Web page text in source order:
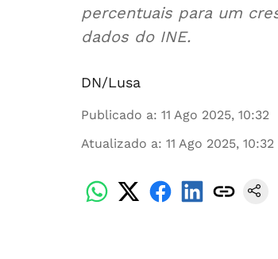
percentuais para um
dados do INE.
DN/Lusa
Publicado a: 11 Ago 2025, 10:32
Atualizado a: 11 Ago 2025, 10:32